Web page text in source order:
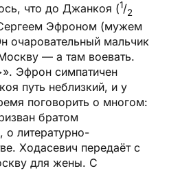
что до Джанкоя (1/2
Эфроном (мужем
очаровательный мальчик
— а там воевать.
Эфрон симпатичен
путь неблизкий, и у
поговорить о многом:
братом
литературно-
Ходасевич передаёт с
для жены. С